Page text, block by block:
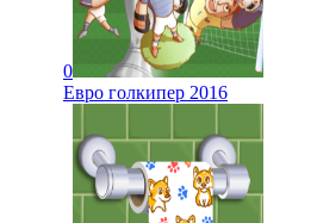
0
Евро голкипер 2016